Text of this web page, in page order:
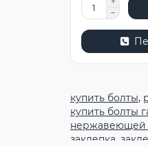
купить болты,
купить болты
нержавеющей
заклепка